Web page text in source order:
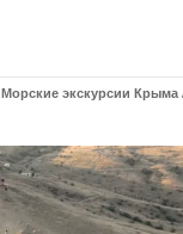
Морские экскурсии Крыма